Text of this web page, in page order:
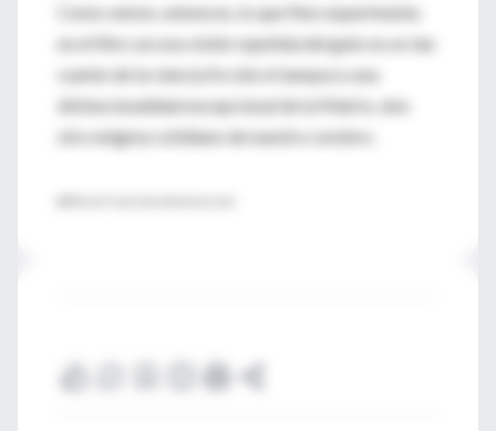
Como vemos, entonces, lo que Neo experimenta
en el film con esa visión repetida del gato no es tan
cuento de la ciencia ficción ni tampoco una
disfuncionalidad excepcional de la Matrix, sino
otro enigma cotidiano de nuestro cerebro.